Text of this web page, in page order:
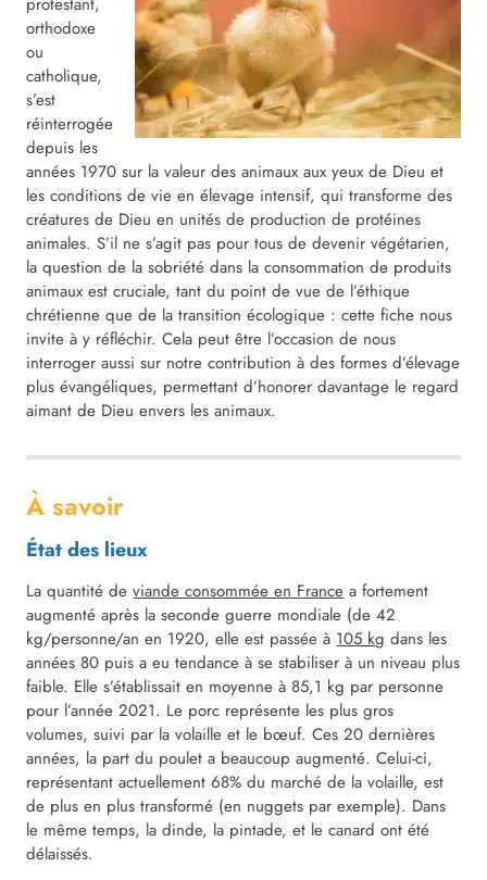
protestant,
orthodoxe
ou
catholique,
s’est
réinterrogée
depuis les
années 1970 sur la valeur des animaux aux yeux de Dieu et
les conditions de vie en élevage intensif, qui transforme des
créatures de Dieu en unités de production de protéines
animales. S’il ne s’agit pas pour tous de devenir végétarien,
la question de la sobriété dans la consommation de produits
animaux est cruciale, tant du point de vue de l’éthique
chrétienne que de la transition écologique : cette fiche nous
invite à y réfléchir. Cela peut être l’occasion de nous
interroger aussi sur notre contribution à des formes d’élevage
plus évangéliques, permettant d’honorer davantage le regard
aimant de Dieu envers les animaux.
À savoir
État des lieux
La quantité deviande consommée en Francea fortement
augmenté après la seconde guerre mondiale (de 42
kg/personne/an en 1920, elle est passée à105 kgdans les
années 80 puis a eu tendance à se stabiliser à un niveau plus
faible. Elle s’établissait en moyenne à 85,1 kg par personne
pour l’année 2021. Le porc représente les plus gros
volumes, suivi par la volaille et le bœuf. Ces 20 dernières
années, la part du poulet a beaucoup augmenté. Celui-ci,
représentant actuellement 68% du marché de la volaille, est
de plus en plus transformé (en nuggets par exemple). Dans
le même temps, la dinde, la pintade, et le canard ont été
délaissés.